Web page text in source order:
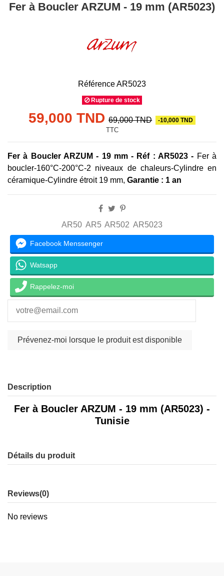
Fer à Boucler ARZUM - 19 mm (AR5023)
RéférenceAR5023
Rupture de stock
59,000 TND 69,000 TND -10,000 TND
TTC
Fer à Boucler ARZUM - 19 mm - Réf : AR5023 - Fer à
boucler-160°C-200°C-2 niveaux de chaleurs-Cylindre en
céramique-Cylindre étroit 19 mm, Garantie : 1 an
AR50 AR5 AR502 AR5023
Facebook Menssenger
Watsapp
Rappelez-moi
Description
Fer à Boucler ARZUM - 19 mm (AR5023) -
Tunisie
Détails du produit
Reviews(0)
No reviews